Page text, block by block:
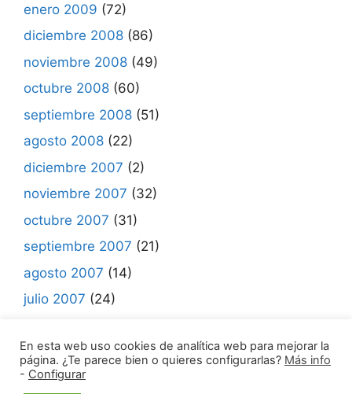
enero 2009 (72)
diciembre 2008 (86)
noviembre 2008 (49)
octubre 2008 (60)
septiembre 2008 (51)
agosto 2008 (22)
diciembre 2007 (2)
noviembre 2007 (32)
octubre 2007 (31)
septiembre 2007 (21)
agosto 2007 (14)
julio 2007 (24)
En esta web uso cookies de analítica web para mejorar la
página. ¿Te parece bien o quieres configurarlas? Más info
- Configurar